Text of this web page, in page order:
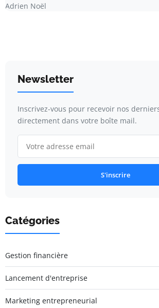
Adrien Noël
Newsletter
Inscrivez-vous pour recevoir nos
directement dans votre boîte mail.
S'inscrire
Catégories
Gestion financière
Lancement d'entreprise
Marketing entrepreneurial